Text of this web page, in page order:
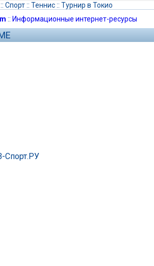
:: Спорт:: Теннис:: Турнир в Токио
:: Информационные интернет-ресурсы
Спорт.РУ